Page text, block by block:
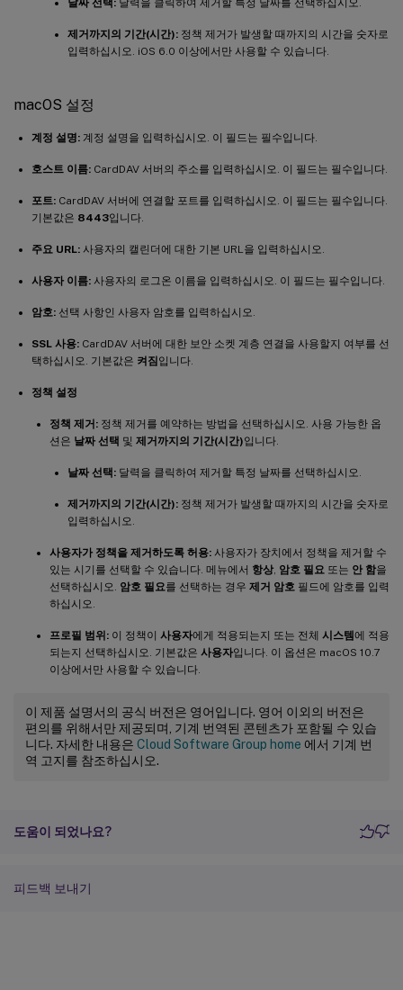
제거까지의 기간(시간): 정책 제거가 발생할 때까지의 시간을 숫자로
입력하십시오. iOS 6.0 이상에서만 사용할 수 있습니다.
macOS 설정
계정 설명: 계정 설명을 입력하십시오. 이 필드는 필수입니다.
호스트 이름: CardDAV 서버의 주소를 입력하십시오. 이 필드는 필수입니다.
포트: CardDAV 서버에 연결할 포트를 입력하십시오. 이 필드는 필수입니다.
기본값은 8443입니다.
주요 URL: 사용자의 캘린더에 대한 기본 URL을 입력하십시오.
사용자 이름: 사용자의 로그온 이름을 입력하십시오. 이 필드는 필수입니다.
암호: 선택 사항인 사용자 암호를 입력하십시오.
SSL 사용: CardDAV 서버에 대한 보안 소켓 계층 연결을 사용할지 여부를 선
택하십시오. 기본값은 켜짐입니다.
정책 설정
정책 제거: 정책 제거를 예약하는 방법을 선택하십시오. 사용 가능한 옵
션은 날짜 선택 및 제거까지의 기간(시간)입니다.
날짜 선택: 달력을 클릭하여 제거할 특정 날짜를 선택하십시오.
제거까지의 기간(시간): 정책 제거가 발생할 때까지의 시간을 숫자로
입력하십시오.
사용자가 정책을 제거하도록 허용: 사용자가 장치에서 정책을 제거할 수
있는 시기를 선택할 수 있습니다. 메뉴에서 항상 암호 필요 또는 안 함을
선택하십시오. 암호 필요를 선택하는 경우 제거 암호 필드에 암호를 입력
하십시오.
프로필 범위: 이 정책이 사용자에게 적용되는지 또는 전체 시스템에 적용
되는지 선택하십시오. 기본값은 사용자입니다. 이 옵션은 macOS 10.7
이상에서만 사용할 수 있습니다.
이 제품 설명서의 공식 버전은 영어입니다. 영어 이외의 버전은
편의를 위해서만 제공되며, 기계 번역된 콘텐츠가 포함될 수 있습
니다. 자세한 내용은 Cloud Software Group home 에서 기계 번
역 고지를 참조하십시오.
도움이 되었나요?
피드백 보내기